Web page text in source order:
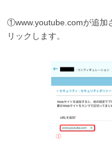
①www.youtube.comが追加
リックします。